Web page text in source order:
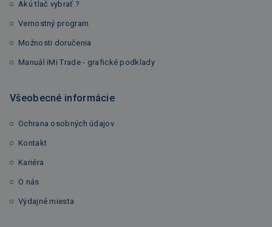
Akú tlač vybrať ?
Vernostný program
Možnosti doručenia
Manuál iMi Trade - grafické podklady
Všeobecné informácie
Ochrana osobných údajov
Kontakt
Kariéra
O nás
Výdajné miesta